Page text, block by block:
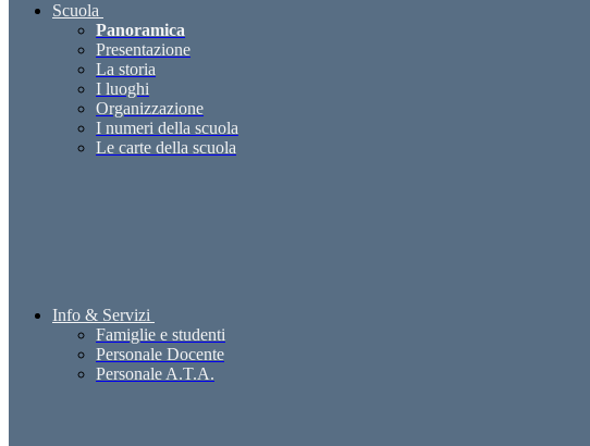
Scuola
Panoramica
Presentazione
La storia
I luoghi
Organizzazione
I numeri della scuola
Le carte della scuola
Info & Servizi
Famiglie e studenti
Personale Docente
Personale A.T.A.